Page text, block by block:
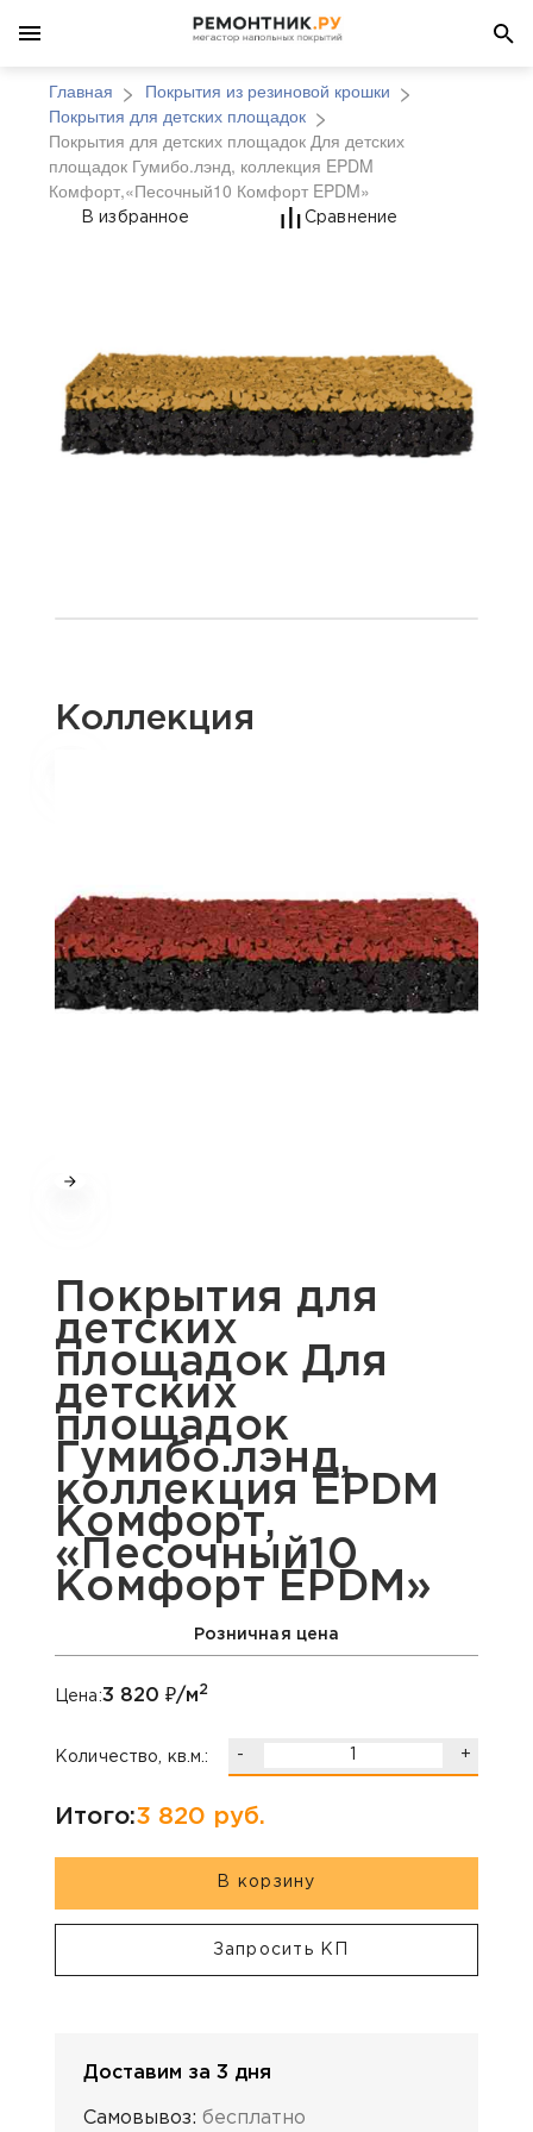
Главная
Покрытия из резиновой крошки
Покрытия для детских площадок
Покрытия для детских площадок Для детских
площадок Гумибо.лэнд, коллекция EPDM
Комфорт,«Песочный10 Комфорт EPDM»
Покрытия для
В избранное Сравнение
Коллекция
Покрытия для
детских
площадок Для
детских
площадок
Гумибо.лэнд,
коллекция EPDM
Комфорт,
«Песочный10
Комфорт EPDM»
Розничная цена
Цена:3 820 ₽/м2
Количество, кв.м.: - +
Итого:3 820 руб.
В корзину
Запросить КП
Доставим за 3 дня
Самовывоз: бесплатно